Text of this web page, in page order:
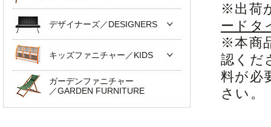
※出荷
ードタ
※本商
認くだ
料が必
さい。
デザイナーズ／DESIGNERS
キッズファニチャー／KIDS
ガーデンファニチャー
／GARDEN FURNITURE